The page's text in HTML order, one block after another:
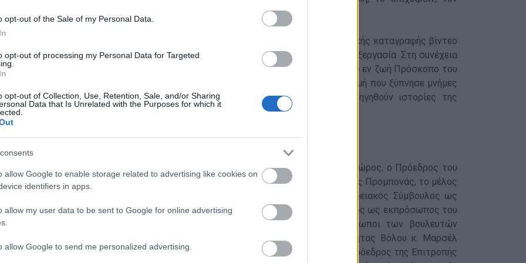
opt-out of the Sale of my Personal Data.
opt-out of processing my Personal Data for Targeted
opt-out of Collection, Use, Retention, Sale, and/or Sharing
Data that Is Unrelated with the Purposes for which it
allow Google to enable storage related to advertising like cookies on
identifiers in apps.
allow my user data to be sent to Google for online advertising
allow Google to send me personalized advertising.
ξεκίνησε με τους καθιερωμένους χαιρετισμούς και την προβολή μιας ιστορικής καταγραφής βίντεο
Λούση από δράσεις του 1966 η οποία είναι διαθέσιμη μετά από ψηφιακή επεξεργασία. Στη συνέχεια
ο Αγιασμός και κόπηκε η κορδέλα του χώρου του Αρχείου από τον μεγαλύτερο εν ζωή Πρόσκοπο του
κ. Αντώνη (Νάκη) Τζουβάρα. Ακολούθησε ξενάγηση στη συλλογή του Αρχείου, στιγμή που ξύπνησε μνήμες
παρευρισκόμενους και έδωσε την ευκαιρία στους παριστάμενους να διηγηθούν ιστορίες της
τους ζωής.
τίμησαν με τη παρουσία τους ο βουλευτής Μαγνησίας κ. Χρήστος Μπουκώρος, ο Πρόεδρος του
Συμβουλίου κ. Ισίδωρος Κανέτης, ο Αναπληρωτής Γενικός Έφορος κ. Παντελής Προμπονάς, το μέλος
Διοικητικού Συμβουλίου κ. Νίκος Χαλιάσος, ο κ. Γρηγόρης Ιγγλέσης, Περιφερειακός Σύμβουλος ως
της Περιφέρειας Θεσσαλίας, ο κ. Απόστολος Νάσσιος Δημοτικός Σύμβουλος ως εκπρόσωπος του
Βόλου, ο κ. Βασίλης Καραΐσκος Αστυνομικός Διευθυντής Μαγνησίας, εκπρόσωποι των βουλευτών
Λιούπη και Κωνσταντίνου Μαραβέγια, ο Πρόεδρος της Ισραηλιτικής Κοινότητας Βόλου κ. Μαρσέλ
ο π. Γενικός Έφορος του Σ.Ε.Π. κ. Θοδωρής Κεφαλάς, εκπρόσωποι του Σ.Ε.Ο., ο πρόεδρος της Επιτροπής